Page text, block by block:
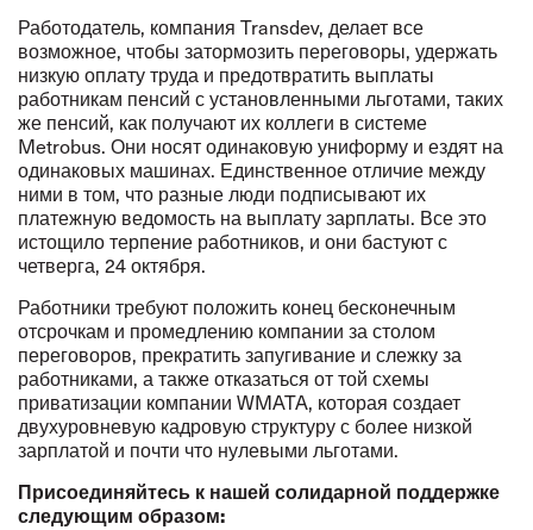
Работодатель, компания Transdev, делает все
возможное, чтобы затормозить переговоры, удержать
низкую оплату труда и предотвратить выплаты
работникам пенсий с установленными льготами, таких
же пенсий, как получают их коллеги в системе
Metrobus. Они носят одинаковую униформу и ездят на
одинаковых машинах. Единственное отличие между
ними в том, что разные люди подписывают их
платежную ведомость на выплату зарплаты. Все это
истощило терпение работников, и они бастуют с
четверга, 24 октября.
Работники требуют положить конец бесконечным
отсрочкам и промедлению компании за столом
переговоров, прекратить запугивание и слежку за
работниками, а также отказаться от той схемы
приватизации компании WMATA, которая создает
двухуровневую кадровую структуру с более низкой
зарплатой и почти что нулевыми льготами.
Присоединяйтесь к нашей солидарной поддержке
следующим образом: